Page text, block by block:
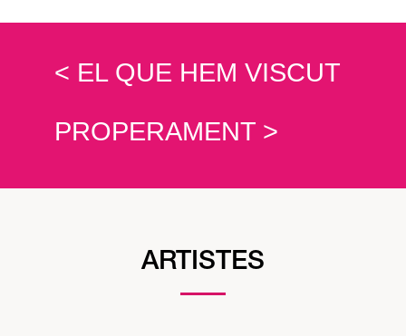
< EL QUE HEM VISCUT
PROPERAMENT >
ARTISTES